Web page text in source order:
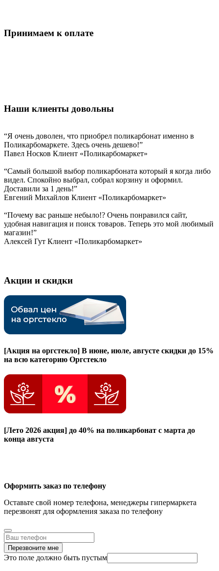
Принимаем к оплате
Наши клиенты довольны
“Я очень доволен, что приобрел поликарбонат именно в
Поликарбомаркете. Здесь очень дешево!”
Павел Носков Клиент «Поликарбомаркет»
“Самый большой выбор поликарбоната который я когда либо
видел. Спокойно выбрал, собрал корзину и оформил.
Доставили за 1 день!”
Евгений Михайлов Клиент «Поликарбомаркет»
“Почему вас раньше небыло!? Очень понравился сайт,
удобная навигация и поиск товаров. Теперь это мой любимый
магазин!”
Алексей Гут Клиент «Поликарбомаркет»
Акции и скидки
[Акция на оргстекло] В июне, июле, августе скидки до 15%
на всю категорию Оргстекло
[Лето 2026 акция] до 40% на поликарбонат с марта до
конца августа
Оформить заказ по телефону
Оставьте свой номер телефона, менеджеры гипермаркета
перезвонят для оформления заказа по телефону
Перезвоните мне
Это поле должно быть пустым